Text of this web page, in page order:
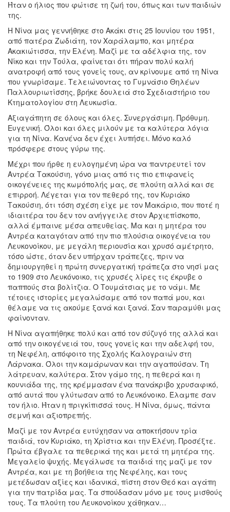
Ήταν ο ήλιος που φώτισε τη ζωή του, όπως και των παιδιών
της.
Η Νίνα μας γεννήθηκε στο Ακάκι στις 25 Ιουνίου του 1951,
από πατέρα Ζωδιάτη, τον Χαράλαμπο, και μητέρα
Ακακιώτισσα, την Ελένη. Μαζί με τα αδέλφια της, τον
Νίκο και την Τούλα, φαίνεται ότι πήραν πολύ καλή
ανατροφή από τους γονείς τους, αν κρίνουμε από τη Νίνα
που γνωρίσαμε. Τελειώνοντας το Γυμνάσιο Θηλέων
Παλλουριωτίσσης, βρήκε δουλειά στο Σχεδιαστήριο του
Κτηματολογίου στη Λευκωσία.
Αξιαγάπητη σε όλους και όλες. Συνεργάσιμη. Πρόθυμη.
Ευγενική. Όλοι και όλες μιλούν με τα καλύτερα λόγια
για τη Νίνα. Κανένα δεν έχει λυπήσει. Μόνο καλό
πρόσφερε στους γύρω της.
Μέχρι που ήρθε η ευλογημένη ώρα να παντρευτεί τον
Αντρέα Τακούσιη, γόνο μιας από τις πιο επιφανείς
οικογένειες της κωμόπολής μας, σε πλούτη αλλά και σε
επιρροή. Λέγεται για τον πεθερό της, τον Κυριάκο
Τακούσιη, ότι τόση σχέση είχε με τον Μακάριο, που ποτέ η
ιδιαιτέρα του δεν τον ανήγγειλε στον Αρχιεπίσκοπο,
αλλά έμπαινε μέσα απευθείας. Μα και η μητέρα του
Αντρέα καταγόταν από την πιο πλούσια οικογένεια του
Λευκονοίκου, με μεγάλη περιουσία και χρυσό αμέτρητο,
τόσο ώστε, όταν δεν υπήρχαν τράπεζες, πριν να
δημιουργηθεί η πρώτη συνεργατική τράπεζα στο νησί μας
το 1909 στο Λευκόνοικο, τις χρυσές λίρες τις έκρυβε ο
παππούς στα βολίτζια. Ο Τουμάτσιας με το νάμι. Με
τέτοιες ιστορίες μεγαλώσαμε από τον παπά μου, και
θέλαμε να τις ακούμε ξανά και ξανά. Σαν παραμύθι μας
φαίνονταν.
Η Νίνα αγαπήθηκε πολύ και από τον σύζυγό της αλλά και
από την οικογένειά του, τους γονείς και την αδελφή του,
τη Νεφέλη, απόφοιτο της Σχολής Καλογραιών στη
Λάρνακα. Όλοι την καμάρωναν και την αγαπούσαν. Τη
λάτρευαν, καλύτερα. Στον γάμο της, η πεθερά και η
κουνιάδα της, της κρέμμασαν ένα πανάκριβο χρυσαφικό,
από αυτά που γλύτωσαν από το Λευκόνοικο. Έλαμπε σαν
τον ήλιο. Ήταν η πριγκίπισσά τους. Η Νίνα, όμως, πάντα
σεμνή και αξιοπρεπής.
Μαζί με τον Αντρέα ευτύχησαν να αποκτήσουν τρία
παιδιά, τον Κυριάκο, τη Χρίστια και την Ελένη. Προσέξτε.
Πρώτα έβγαλε τα πεθερικά της και μετά τη μητέρα της.
Μεγαλείο ψυχής. Μεγάλωσε τα παιδιά της μαζί με τον
Αντρέα, και με τη βοήθεια της Νεφέλης, και τους
μετέδωσαν αξίες και ιδανικά, πίστη στον Θεό και αγάπη
για την πατρίδα μας. Τα σπούδασαν μόνο με τους μισθούς
τους. Τα πλούτη του Λευκονοίκου χάθηκαν…